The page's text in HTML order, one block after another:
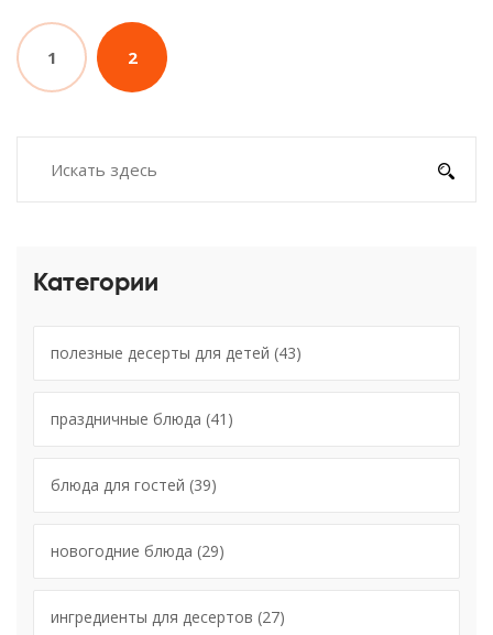
1 2
Категории
полезные десерты для детей (43)
праздничные блюда (41)
блюда для гостей (39)
новогодние блюда (29)
ингредиенты для десертов (27)